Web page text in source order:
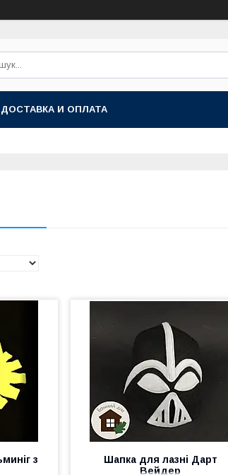
ДОСТАВКА И ОПЛАТА
з
Шапка для лазні Дарт
Вейдер